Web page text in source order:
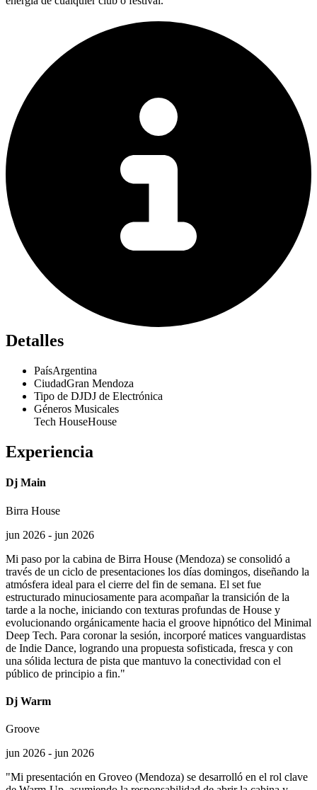
Detalles
PaísArgentina
CiudadGran Mendoza
Tipo de DJDJ de Electrónica
Géneros Musicales
Tech HouseHouse
Experiencia
Dj Main
Birra House
jun 2026 - jun 2026
Mi paso por la cabina de Birra House (Mendoza) se consolidó a
través de un ciclo de presentaciones los días domingos, diseñando la
atmósfera ideal para el cierre del fin de semana. El set fue
estructurado minuciosamente para acompañar la transición de la
tarde a la noche, iniciando con texturas profundas de House y
evolucionando orgánicamente hacia el groove hipnótico del Minimal
Deep Tech. Para coronar la sesión, incorporé matices vanguardistas
de Indie Dance, logrando una propuesta sofisticada, fresca y con
una sólida lectura de pista que mantuvo la conectividad con el
público de principio a fin."
Dj Warm
Groove
jun 2026 - jun 2026
"Mi presentación en Groveo (Mendoza) se desarrolló en el rol clave